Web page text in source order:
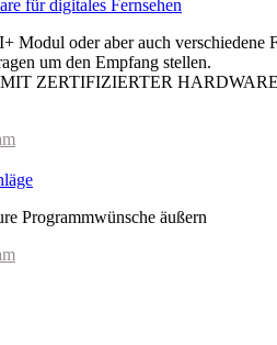
für digitales Fernsehen
Modul oder aber auch verschiedene
um den Empfang stellen.
ZERTIFIZIERTER
Programmwünsche äußern